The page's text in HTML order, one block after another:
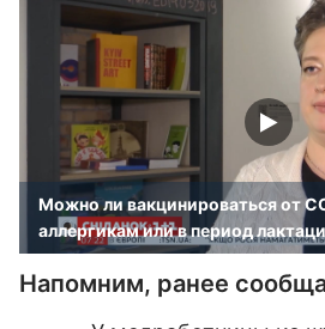
Можно ли вакцинироваться от
аллергикам или в период
Напомним, ранее